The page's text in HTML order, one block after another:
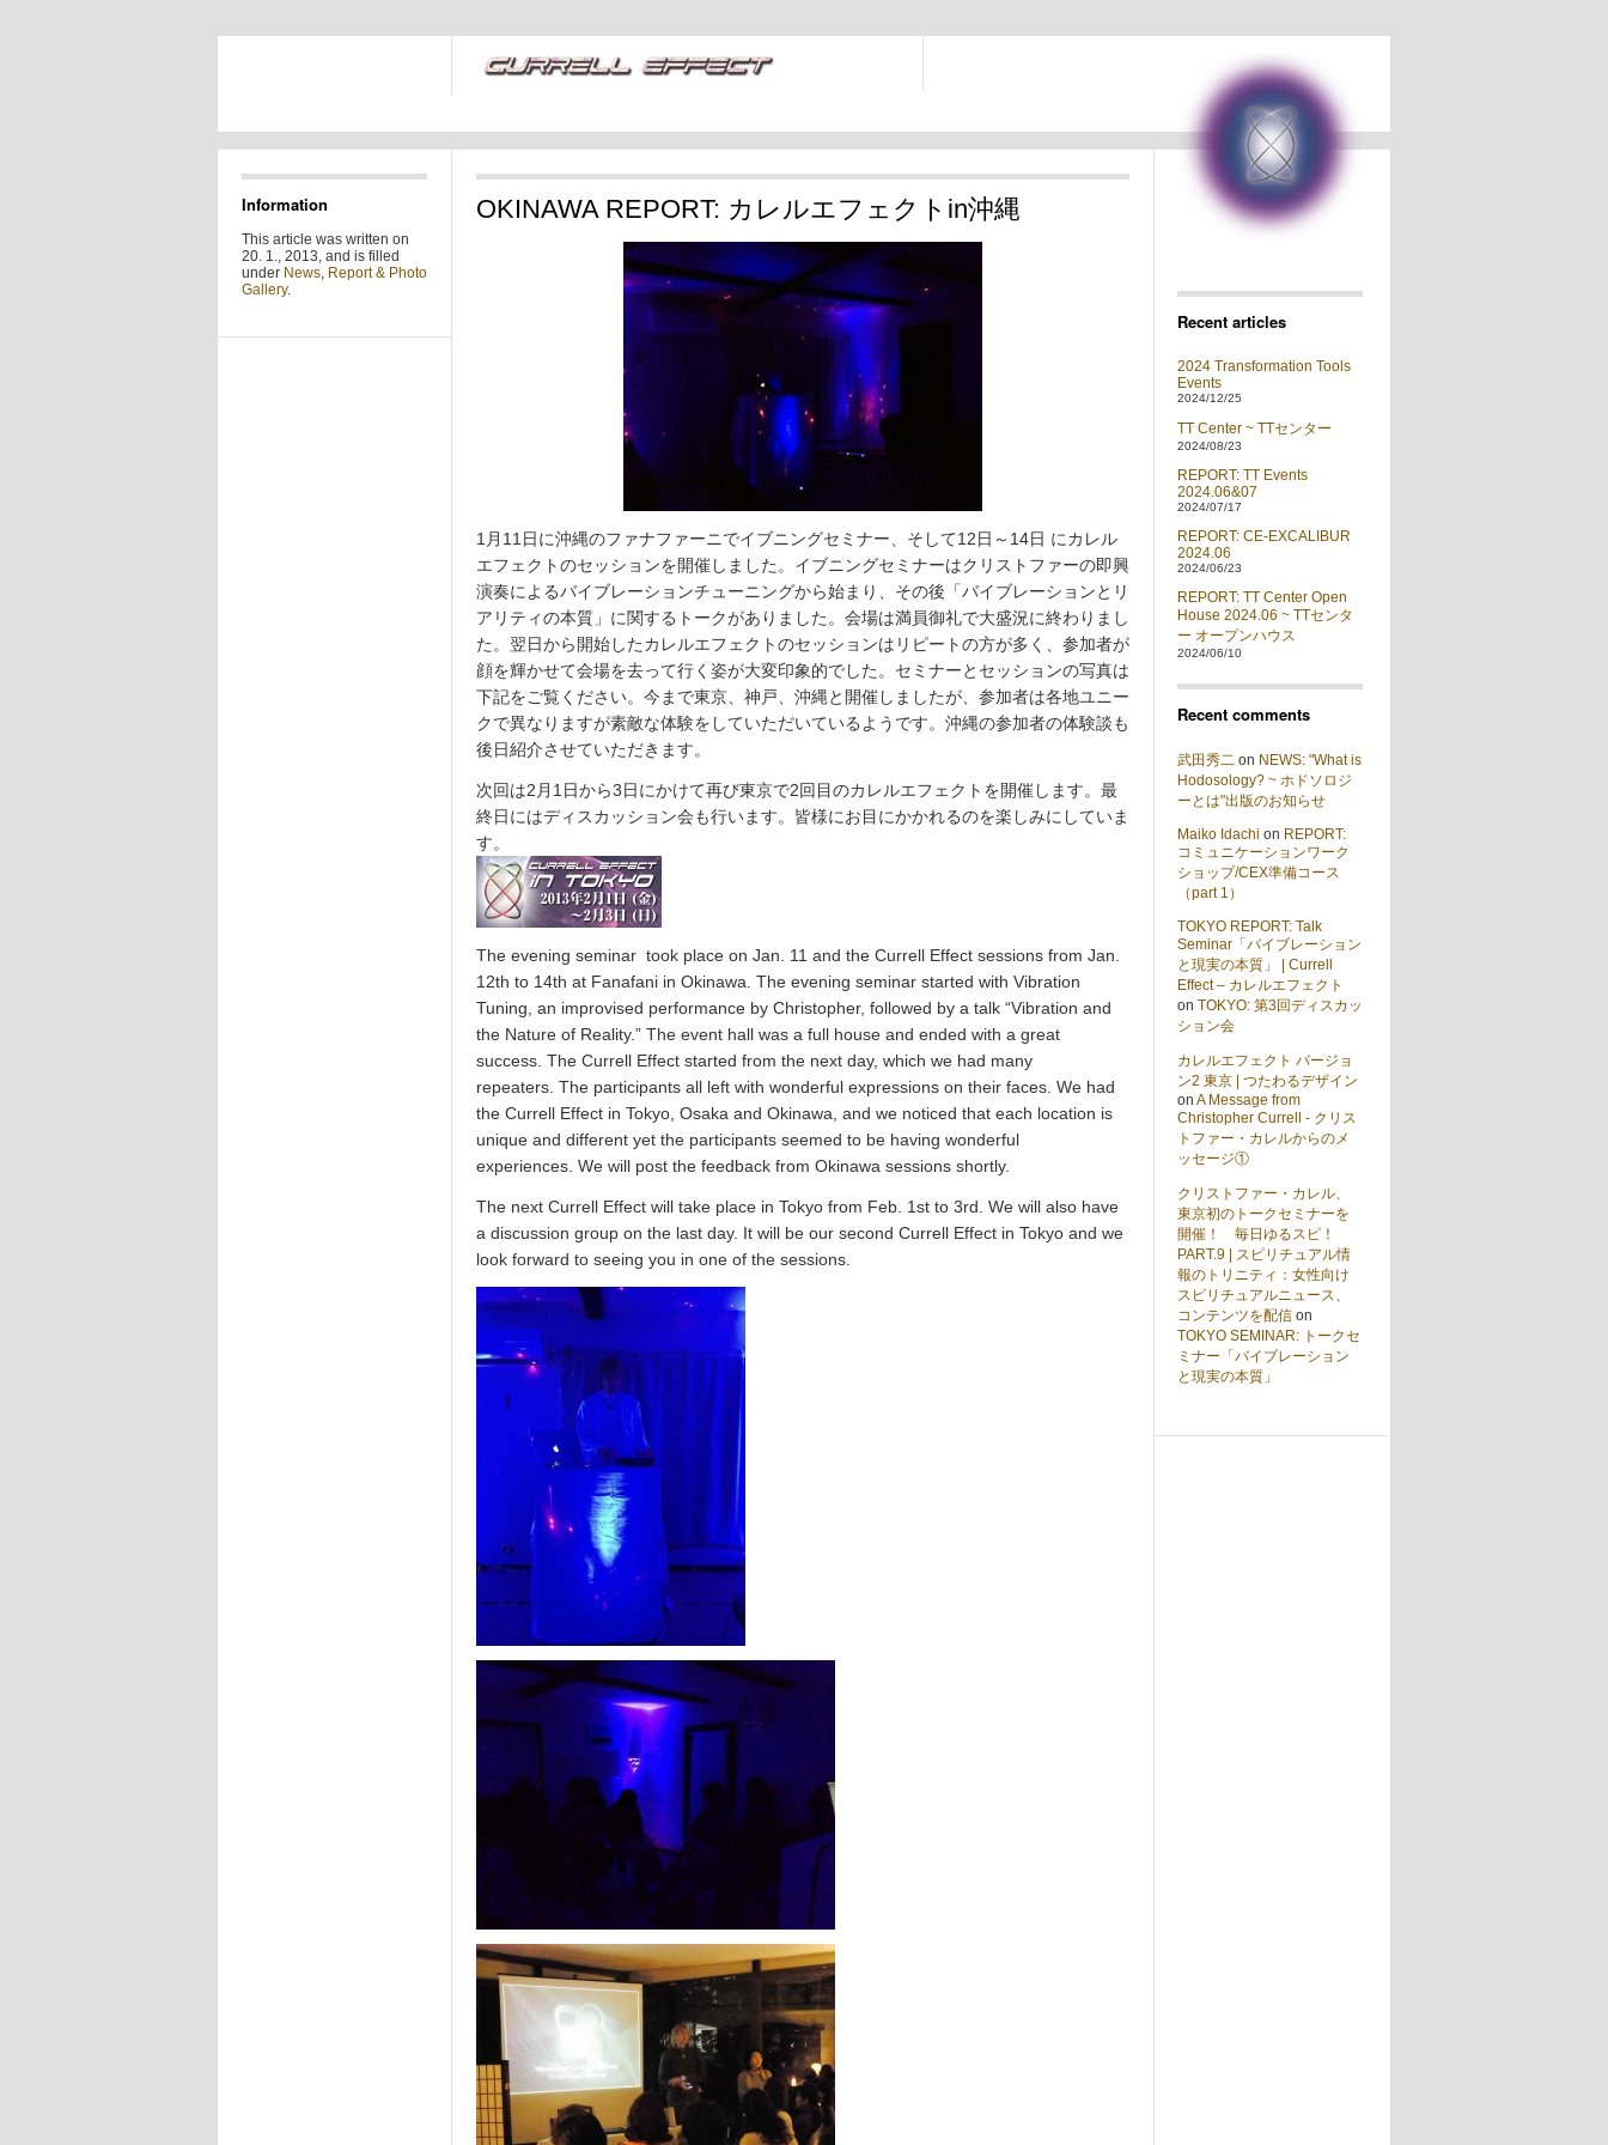
Information
This article was written on
20. 1., 2013, and is filled
under News, Report & Photo
Gallery.
OKINAWA REPORT: カレルエフェクトin沖縄
1月11日に沖縄のファナファーニでイブニングセミナー、そして12日～14日 にカレル
エフェクトのセッションを開催しました。イブニングセミナーはクリストファーの即興
演奏によるバイブレーションチューニングから始まり、その後「バイブレーションとリ
アリティの本質」に関するトークがありました。会場は満員御礼で大盛況に終わりまし
た。翌日から開始したカレルエフェクトのセッションはリピートの方が多く、参加者が
顔を輝かせて会場を去って行く姿が大変印象的でした。セミナーとセッションの写真は
下記をご覧ください。今まで東京、神戸、沖縄と開催しましたが、参加者は各地ユニー
クで異なりますが素敵な体験をしていただいているようです。沖縄の参加者の体験談も
後日紹介させていただきます。
次回は2月1日から3日にかけて再び東京で2回目のカレルエフェクトを開催します。最
終日にはディスカッション会も行います。皆様にお目にかかれるのを楽しみにしていま
す。
The evening seminar took place on Jan. 11 and the Currell Effect sessions from Jan.
12th to 14th at Fanafani in Okinawa. The evening seminar started with Vibration
Tuning, an improvised performance by Christopher, followed by a talk “Vibration and
the Nature of Reality.” The event hall was a full house and ended with a great
success. The Currell Effect started from the next day, which we had many
repeaters. The participants all left with wonderful expressions on their faces. We had
the Currell Effect in Tokyo, Osaka and Okinawa, and we noticed that each location is
unique and different yet the participants seemed to be having wonderful
experiences. We will post the feedback from Okinawa sessions shortly.
The next Currell Effect will take place in Tokyo from Feb. 1st to 3rd. We will also have
a discussion group on the last day. It will be our second Currell Effect in Tokyo and we
look forward to seeing you in one of the sessions.
Recent articles
2024 Transformation Tools
Events
2024/12/25
TT Center ~ TTセンター
2024/08/23
REPORT: TT Events
2024.06&07
2024/07/17
REPORT: CE-EXCALIBUR
2024.06
2024/06/23
REPORT: TT Center Open
House 2024.06 ~ TTセンタ
ー オープンハウス
2024/06/10
Recent comments
武田秀二 on NEWS: "What is
Hodosology? ~ ホドソロジ
ーとは"出版のお知らせ
Maiko Idachi on REPORT:
コミュニケーションワーク
ショップ/CEX準備コース
（part 1）
TOKYO REPORT: Talk
Seminar「バイブレーション
と現実の本質」 | Currell
Effect – カレルエフェクト
on TOKYO: 第3回ディスカッ
ション会
カレルエフェクト バージョ
ン2 東京 | つたわるデザイン
on A Message from
Christopher Currell - クリス
トファー・カレルからのメ
ッセージ①
クリストファー・カレル、
東京初のトークセミナーを
開催！ 毎日ゆるスピ！
PART.9 | スピリチュアル情
報のトリニティ：女性向け
スピリチュアルニュース、
コンテンツを配信 on
TOKYO SEMINAR: トークセ
ミナー「バイブレーション
と現実の本質」